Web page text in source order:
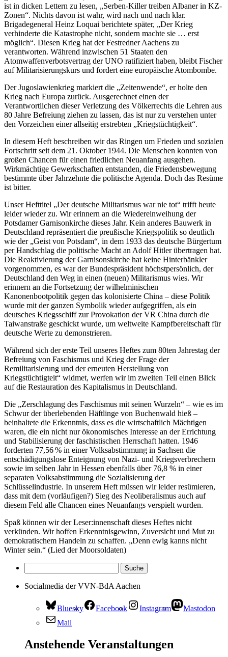
ist in dicken Lettern zu lesen, „Serben-Killer treiben Albaner in KZ-
Zonen“. Nichts davon ist wahr, wird nach und nach klar.
Brigadegeneral Heinz Loquai berichtete später, „Der Krieg
verhinderte die Katastrophe nicht, sondern machte sie … erst
möglich“. Diesen Krieg hat der Festredner Aachens zu
verantworten. Während inzwischen 51 Staaten den
Atomwaffenverbotsvertrag der UNO ratifiziert haben, bleibt Fischer
auf Militarisierungskurs und fordert eine europäische Atombombe.
Der Jugoslawienkrieg markiert die „Zeitenwende“, er holte den
Krieg nach Europa zurück. Ausgerechnet einen der
Verantwortlichen dieser Verletzung des Völkerrechts die Lehren aus
80 Jahre Befreiung ziehen zu lassen, das ist nur zu verstehen unter
den Vorzeichen einer allseitig erstrebten „Kriegstüchtigkeit“.
In diesem Heft beschreiben wir das Ringen um Frieden und sozialen
Fortschritt seit dem 21. Oktober 1944. Die Menschen konnten von
großen Chancen für einen friedlichen Neuanfang ausgehen.
Wirkmächtige Gewerkschaften entstanden, die Friedensbewegung
bestimmte über Jahrzehnte die politische Agenda. Doch das Resüme
ist bitter.
Unser Hefttitel „Der deutsche Militarismus war nie tot“ trifft heute
leider wieder zu. Wir erinnern an die Wiedereinweihung der
Potsdamer Garnisonkirche dieses Jahr. Kein anderes Bauwerk in
Deutschland repräsentiert die preußische Kriegspolitik so deutlich
wie der „Geist von Potsdam“, in dem 1933 das deutsche Bürgertum
per Handschlag die politische Macht an Adolf Hitler übertragen hat.
Die Reaktivierung der Garnisonskirche hat keine Hinterbänkler
vorgenommen, es war der Bundespräsident höchstpersönlich, der
Deutschland den Weg in einen (neuen) Militarismus wies. Wir
erinnern an die Fortsetzung der wilhelminischen
Kanonenbootpolitik gegen das kolonisierte China – diese Politik
wurde mit der ganzen Symbolik wieder aufgegriffen, als ein
deutsches Kriegsschiff zur Provokation der VR China durch die
Taiwanstraße geschickt wurde, um weltweite Kampfbereitschaft für
deutsche Werte zu demonstrieren.
Während sich der erste Teil unseres Heftes zum 80ten Jahrestag der
Befreiung von Faschismus und Krieg der Frage der
Remilitarisierung und der erneuten Herstellung von
Kriegstüchtigteit“ widmet, werfen wir im zweiten Teil einen Blick
auf die Restauration des Kapitalismus in Deutschland.
Die „Zerschlagung des Faschismus mit seinen Wurzeln“ – wie es im
Schwur der überlebenden Häftlinge von Buchenwald hieß –
beinhaltete die Erkenntnis, dass es die wirtschaftlich Mächtigen
waren, die ein nicht nur ökonomisches Interesse an der Errichtung
und Stabilisierung der faschistischen Herrschaft hatten. 1946
forderten 77,56 % in einer Volksabstimmung in Sachsen die
entschädigungslose Enteignung von Nazi- und Kriegsverbrechern
sowie im selben Jahr in Hessen ebenfalls über 76,8 % in einer
separaten Volksabstimmung die Sozialisierung der
Schlüsselindustrie. In unserem Heft müssen wir leider resümieren,
dass mit dem (vorläufigen?) Sieg des Neoliberalismus auch auf
diesem Feld alle Chancen eines Neuanfangs verspielt wurden.
Spaß können wir der Leser:innenschaft dieses Heftes nicht
verkünden. Wir hoffen Erkenntnisgewinn, Zuversicht und Mut zu
demokratischem Handeln zu schaffen. „Denn ewig kanns nicht
Winter sein.“ (Lied der Moorsoldaten)
Socialmedia der VVN-BdA Aachen
Bluesky Facebook Instagram
Mastodon
Mail
Anstehende Veranstaltungen